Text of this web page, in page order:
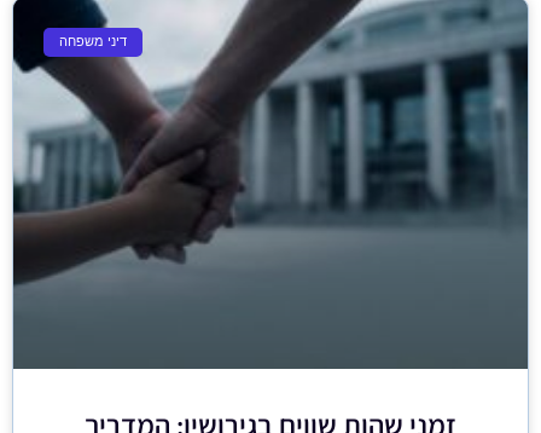
דיני משפחה
זמני שהות שווים בגירושין: המדריך